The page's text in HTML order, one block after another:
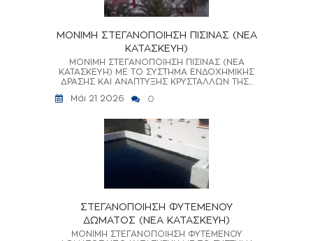
ΜΟΝΙΜΗ ΣΤΕΓΑΝΟΠΟΙΗΣΗ ΠΙΣΙΝΑΣ (ΝΕΑ
ΚΑΤΑΣΚΕΥΗ)
ΜΟΝΙΜΗ ΣΤΕΓΑΝΟΠΟΙΗΣΗ ΠΙΣΙΝΑΣ (ΝΕΑ
ΚΑΤΑΣΚΕΥΗ) ΜΕ ΤΟ ΣΥΣΤΗΜΑ ΕΝΔΟΧΗΜΙΚΗΣ
ΔΡΑΣΗΣ ΚΑΙ ΑΝΑΠΤΥΞΗΣ ΚΡΥΣΤΑΛΛΩΝ ΤΗΣ...
Μάι 21 2026
0
ΣΤΕΓΑΝΟΠΟΙΗΣΗ ΦΥΤΕΜΕΝΟΥ
ΔΩΜΑΤΟΣ (ΝΕΑ ΚΑΤΑΣΚΕΥΗ)
ΜΟΝΙΜΗ ΣΤΕΓΑΝΟΠΟΙΗΣΗ ΦΥΤΕΜΕΝΟΥ